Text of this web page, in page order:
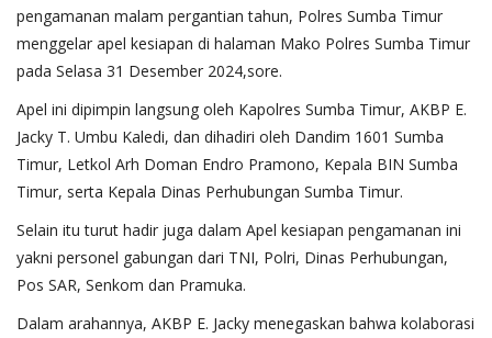
pengamanan malam pergantian tahun, Polres Sumba Timur
menggelar apel kesiapan di halaman Mako Polres Sumba Timur
pada Selasa 31 Desember 2024,sore.
Apel ini dipimpin langsung oleh Kapolres Sumba Timur, AKBP E.
Jacky T. Umbu Kaledi, dan dihadiri oleh Dandim 1601 Sumba
Timur, Letkol Arh Doman Endro Pramono, Kepala BIN Sumba
Timur, serta Kepala Dinas Perhubungan Sumba Timur.
Selain itu turut hadir juga dalam Apel kesiapan pengamanan ini
yakni personel gabungan dari TNI, Polri, Dinas Perhubungan,
Pos SAR, Senkom dan Pramuka.
Dalam arahannya, AKBP E. Jacky menegaskan bahwa kolaborasi